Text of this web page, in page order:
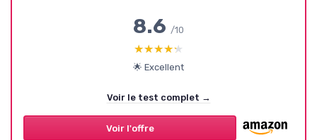
8.6 /10
★★★★★
★★★★★
🌟 Excellent
Voir le test complet →
Voir l'offre